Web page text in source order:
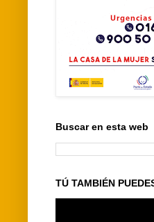
Buscar en esta web
TÚ TAMBIÉN